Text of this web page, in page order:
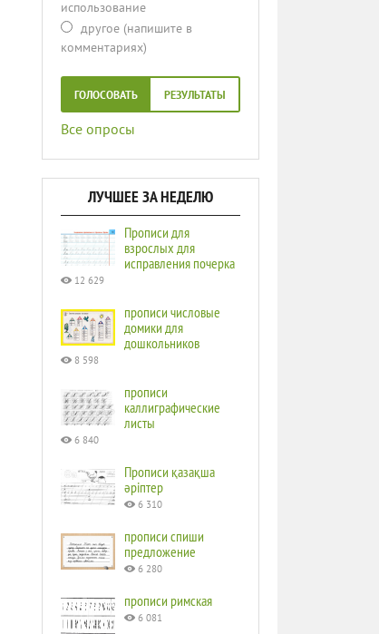
использование
другое (напишите в
комментариях)
ГОЛОСОВАТЬ РЕЗУЛЬТАТЫ
Все опросы
ЛУЧШЕЕ ЗА НЕДЕЛЮ
Прописи для
взрослых для
исправления почерка
12 629
прописи числовые
домики для
дошкольников
8 598
прописи
каллиграфические
листы
6 840
Прописи қазақша
әріптер
6 310
прописи спиши
предложение
6 280
прописи римская
6 081